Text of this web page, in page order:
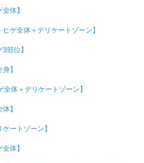
体】
ゲ全体＋デリケートゾーン】
部位】
】
体＋デリケートゾーン】
】
ートゾーン】
体】